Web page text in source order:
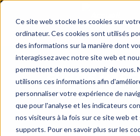
Ce site web stocke les cookies sur
ordinateur. Ces cookies sont utilisés
des informations sur la manière dont
interagissez avec notre site web et
permettent de nous souvenir de vous.
utilisons ces informations afin
personnaliser votre expérience de
que pour l'analyse et les indicateurs
nos visiteurs à la fois sur ce site web
supports. Pour en savoir plus sur les
SORTIE
CORBIÈRES 24